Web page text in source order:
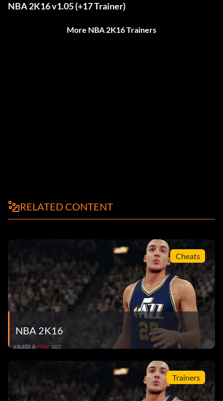
NBA 2K16 v1.05 (+17 Trainer)
More NBA 2K16 Trainers
RELATED CONTENT
Cheats
NBA 2K16
Trainers